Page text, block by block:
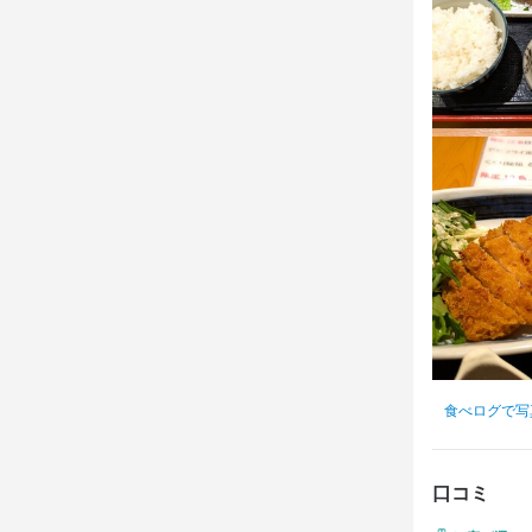
食べログで
口コミ